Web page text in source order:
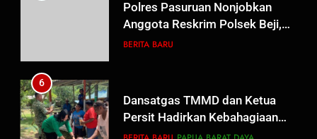
Polres Pasuruan Nonjobkan
Anggota Reskrim Polsek Beji,
Wujud Komitmen Transparansi
BERITA BARU
6
Dansatgas TMMD dan Ketua
Persit Hadirkan Kebahagiaan
bagi Mama-Mama dan Anak-